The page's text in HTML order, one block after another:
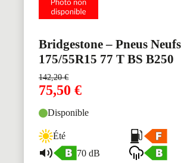
Bridgestone – Pneus
175/55R15 77 T BS B250
142,20€
75,50 €
Disponible
Été
70 dB